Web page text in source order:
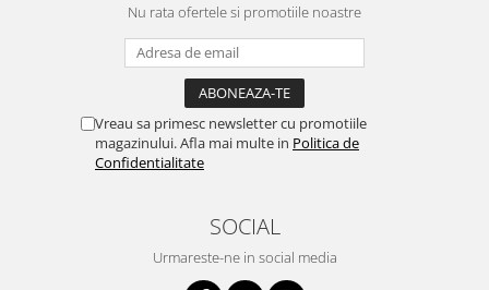
Nu rata ofertele si promotiile noastre
Vreau sa primesc newsletter cu promotiile
magazinului. Afla mai multe in Politica de
Confidentialitate
SOCIAL
Urmareste-ne in social media